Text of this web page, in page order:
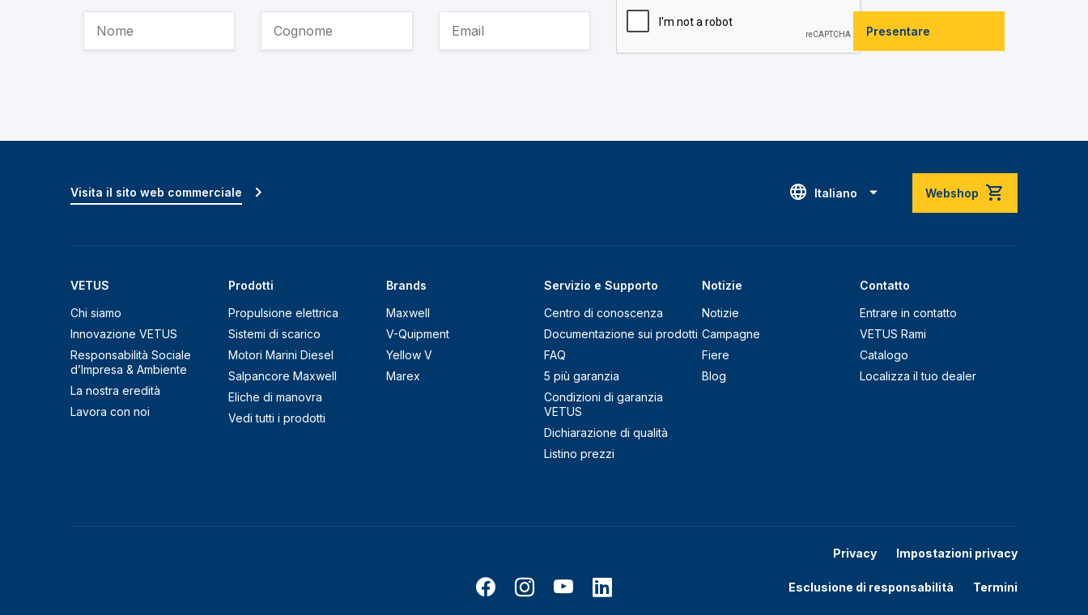
Presentare
Italiano Webshop
VETUS
Chi siamo
Innovazione VETUS
Responsabilità Sociale
d’Impresa & Ambiente
La nostra eredità
Lavora con noi
Prodotti
Propulsione elettrica
Sistemi di scarico
Motori Marini Diesel
Salpancore Maxwell
Eliche di manovra
Vedi tutti i prodotti
Brands
Maxwell
V-Quipment
Yellow V
Marex
Servizio e Supporto
Centro di conoscenza
Documentazione sui prodotti
FAQ
5 più garanzia
Condizioni di garanzia
VETUS
Dichiarazione di qualità
Listino prezzi
Notizie
Notizie
Campagne
Fiere
Blog
Contatto
Entrare in contatto
VETUS Rami
Catalogo
Localizza il tuo dealer
Visita il sito web commerciale
Privacy Impostazioni privacy
Esclusione di responsabilità Termini